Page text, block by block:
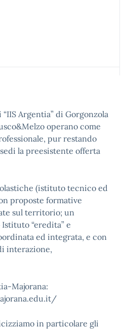
Argentia” di Gorgonzola
operano come
pur restando
la preesistente offerta
(istituto tecnico ed
proposte formative
sul territorio; un
“eredita” e
ed integrata, e con
interazione,
Majorana:
in particolare gli